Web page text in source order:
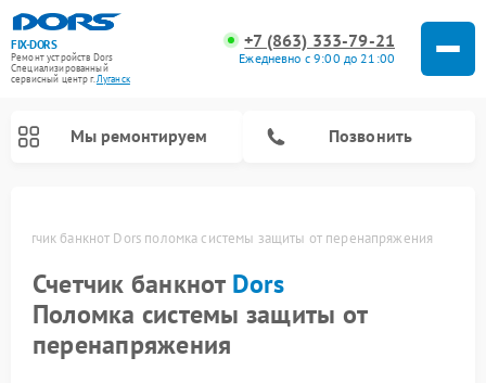
FIX-DORS
Ремонт устройств Dors
Специализированный
cервисный центр г.Луганск
+7 (863) 333-79-21
Ежедневно с 9:00 до 21:00
Мы ремонтируем Позвонить
Счетчик банкнот Dors поломка системы защиты от перенапряжения
Счетчик банкнот Dors
Поломка системы защиты от
перенапряжения